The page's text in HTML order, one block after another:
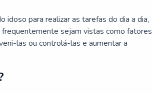
idoso para realizar as tarefas do dia a dia,
sejam vistas como fatores
las ou controlá-las e aumentar a